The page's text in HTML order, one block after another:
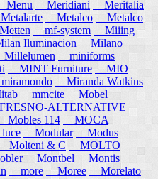
Menu Meridiani
Meritalia
Metalco
Metalco
mf-system
Miiing
Iluminacion
Milano
miniforms
MINT Furniture
MIO
Miranda Watkins
mmcite
Mobel
ALTERNATIVE
Mobles 114
MOCA
Modular
Modus
Molteni & C
MOLTO
Montbel
Montis
more Moree
Morelato